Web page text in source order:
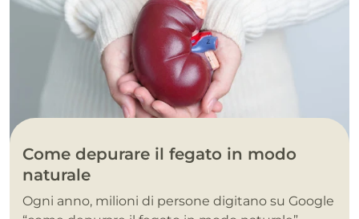
Come depurare il fegato in modo
naturale
Ogni anno, milioni di persone digitano su Google